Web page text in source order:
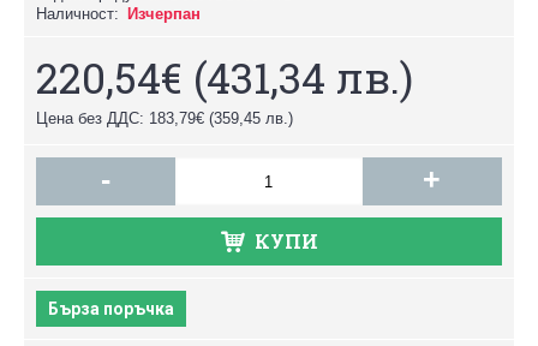
Наличност:
Изчерпан
220,54€ (431,34 лв.)
Цена без ДДС: 183,79€ (359,45 лв.)
- +
КУПИ
Бърза поръчка